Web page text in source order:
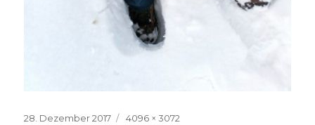
Veröffentlicht
28. Dezember 2017
Volle
4096 × 3072